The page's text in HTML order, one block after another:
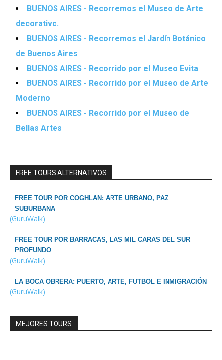
BUENOS AIRES - Recorremos el Museo de Arte
decorativo.
BUENOS AIRES - Recorremos el Jardín Botánico
de Buenos Aires
BUENOS AIRES - Recorrido por el Museo Evita
BUENOS AIRES - Recorrido por el Museo de Arte
Moderno
BUENOS AIRES - Recorrido por el Museo de
Bellas Artes
FREE TOURS ALTERNATIVOS
FREE TOUR POR COGHLAN: ARTE URBANO, PAZ
SUBURBANA
(GuruWalk)
FREE TOUR POR BARRACAS, LAS MIL CARAS DEL SUR
PROFUNDO
(GuruWalk)
LA BOCA OBRERA: PUERTO, ARTE, FUTBOL E INMIGRACIÓN
(GuruWalk)
MEJORES TOURS